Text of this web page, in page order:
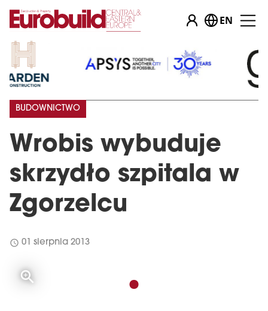
EN
Wrobis wybuduje
skrzydło szpitala w
Zgorzelcu
BUDOWNICTWO
schedule 01 sierpnia 2013